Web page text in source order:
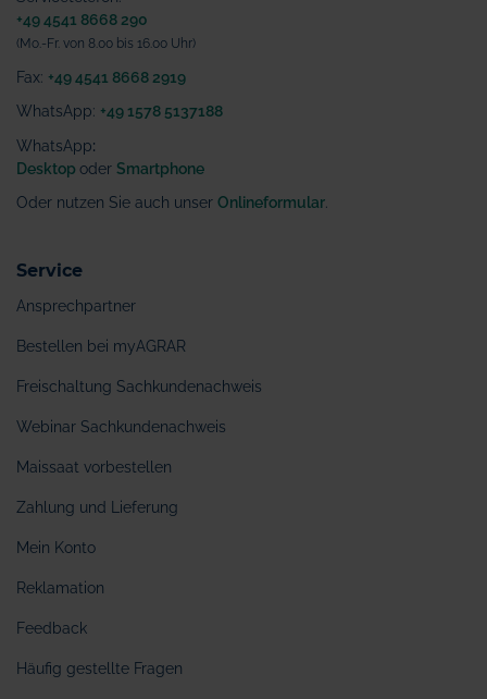
+49 4541 8668 290
(Mo.-Fr. von 8.00 bis 16.00 Uhr)
Fax: +49 4541 8668 2919
WhatsApp: +49 1578 5137188
WhatsApp:
Desktop oder Smartphone
Oder nutzen Sie auch unser Onlineformular
Service
Ansprechpartner
Bestellen bei myAGRAR
Freischaltung Sachkundenachweis
Webinar Sachkundenachweis
Maissaat vorbestellen
Zahlung und Lieferung
Mein Konto
Reklamation
Feedback
Häufig gestellte Fragen